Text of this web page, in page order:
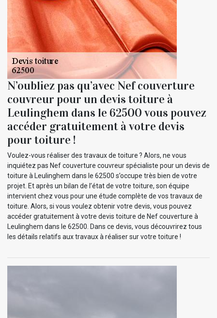
N’oubliez pas qu’avec Nef couverture
couvreur pour un devis toiture à
Leulinghem dans le 62500 vous pouvez
accéder gratuitement à votre devis
pour toiture !
Voulez-vous réaliser des travaux de toiture ? Alors, ne vous
inquiétez pas Nef couverture couvreur spécialiste pour un devis de
toiture à Leulinghem dans le 62500 s’occupe très bien de votre
projet. Et après un bilan de l’état de votre toiture, son équipe
intervient chez vous pour une étude complète de vos travaux de
toiture. Alors, si vous voulez obtenir votre devis, vous pouvez
accéder gratuitement à votre devis toiture de Nef couverture à
Leulinghem dans le 62500. Dans ce devis, vous découvrirez tous
les détails relatifs aux travaux à réaliser sur votre toiture !